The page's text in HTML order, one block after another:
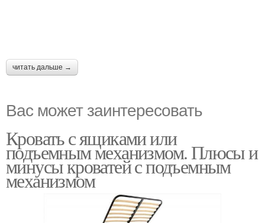
читать дальше →
Вас может заинтересовать
Кровать с ящиками или
подъемным механизмом. Плюсы и
минусы кроватей с подъемным
механизмом